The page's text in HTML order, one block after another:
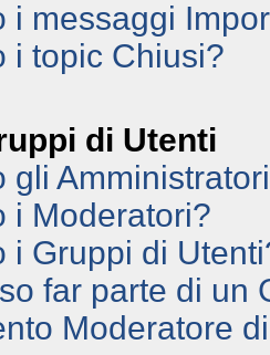
i messaggi
i topic Chiusi?
di Utenti
gli
i Moderatori?
i Gruppi di
far parte di un
Moderatore